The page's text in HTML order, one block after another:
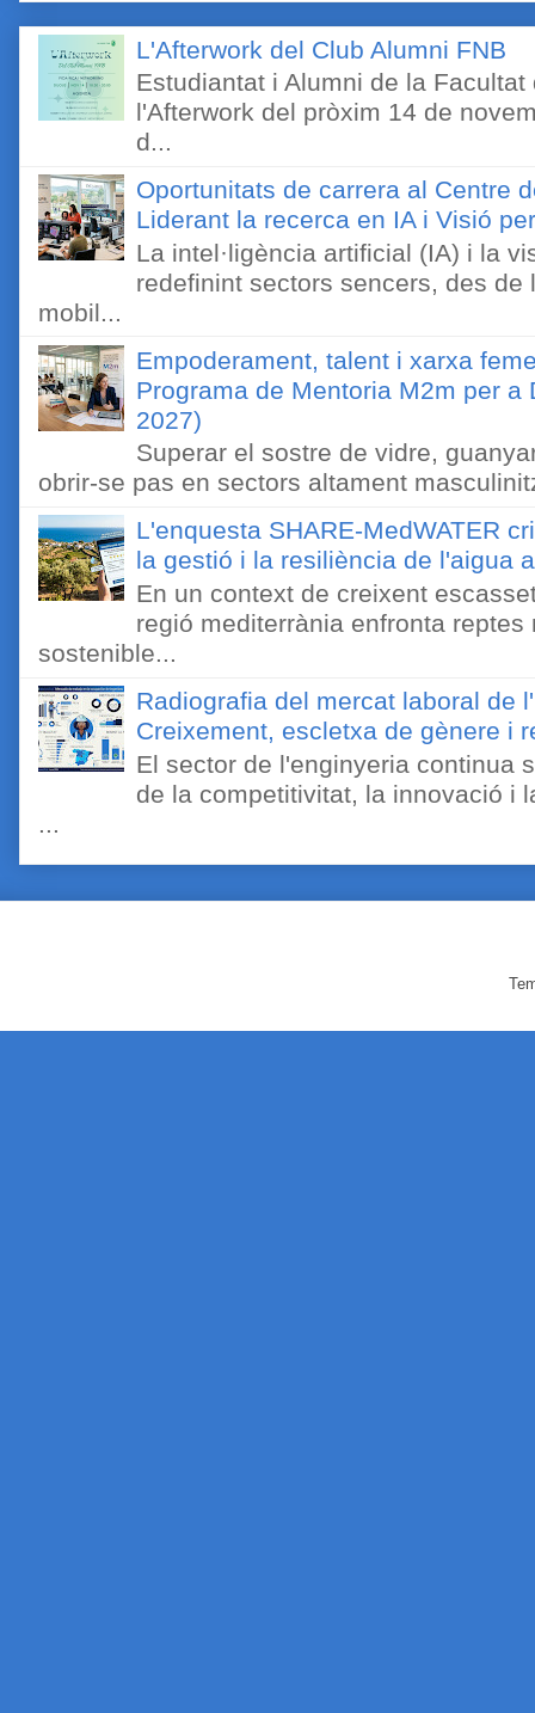
L'Afterwork del Club Alumni FNB
Estudiantat i Alumni de la
l'Afterwork del pròxim 14 de
d...
Oportunitats de carrera al Centre
Liderant la recerca en IA i Visió
La intel·ligència artificial (IA) i la
redefinint sectors sencers, des
mobil...
Empoderament, talent i xarxa
Programa de Mentoria M2m per
2027)
Superar el sostre de vidre,
obrir-se pas en sectors altament
L'enquesta SHARE-MedWATER
la gestió i la resiliència de l'aigua
En un context de creixent
regió mediterrània enfronta
sostenible...
Radiografia del mercat laboral de
Creixement, escletxa de gènere i
El sector de l'enginyeria continua
de la competitivitat, la innovació i
...